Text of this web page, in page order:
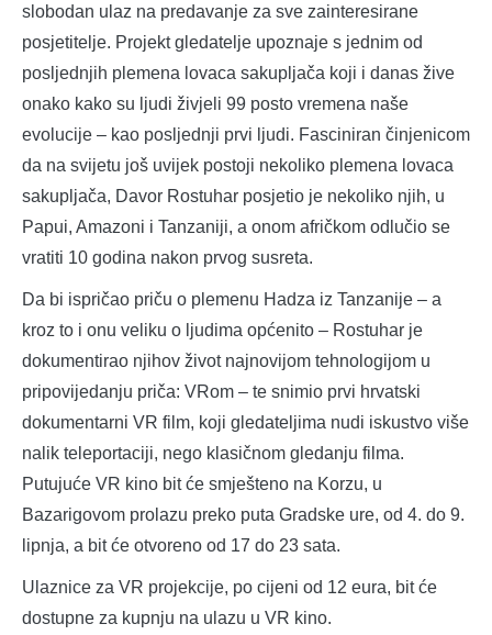
slobodan ulaz na predavanje za sve zainteresirane
posjetitelje. Projekt gledatelje upoznaje s jednim od
posljednjih plemena lovaca sakupljača koji i danas žive
onako kako su ljudi živjeli 99 posto vremena naše
evolucije – kao posljednji prvi ljudi. Fasciniran činjenicom
da na svijetu još uvijek postoji nekoliko plemena lovaca
sakupljača, Davor Rostuhar posjetio je nekoliko njih, u
Papui, Amazoni i Tanzaniji, a onom afričkom odlučio se
vratiti 10 godina nakon prvog susreta.
Da bi ispričao priču o plemenu Hadza iz Tanzanije – a
kroz to i onu veliku o ljudima općenito – Rostuhar je
dokumentirao njihov život najnovijom tehnologijom u
pripovijedanju priča: VRom – te snimio prvi hrvatski
dokumentarni VR film, koji gledateljima nudi iskustvo više
nalik teleportaciji, nego klasičnom gledanju filma.
Putujuće VR kino bit će smješteno na Korzu, u
Bazarigovom prolazu preko puta Gradske ure, od 4. do 9.
lipnja, a bit će otvoreno od 17 do 23 sata.
Ulaznice za VR projekcije, po cijeni od 12 eura, bit će
dostupne za kupnju na ulazu u VR kino.